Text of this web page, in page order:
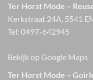
Ter Horst Mode –
Kerkstraat 24A, 5541
Tel: 0497-642945
Bekijk op Google Maps
Ter Horst Mode –